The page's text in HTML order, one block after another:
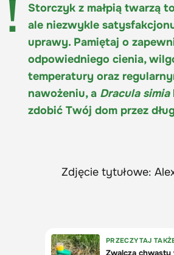
Storczyk z małpią twarzą
ale niezwykle
uprawy. Pamiętaj o
odpowiedniego cienia,
temperatury oraz
nawożeniu, a Dracula simia
zdobić Twój dom przez
Zdjęcie tytułowe: